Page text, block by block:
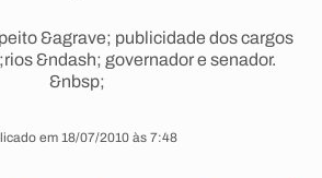
&agrave; publicidade dos cargos
&ndash; governador e senador.
&nbsp;
em 18/07/2010 às 7:48